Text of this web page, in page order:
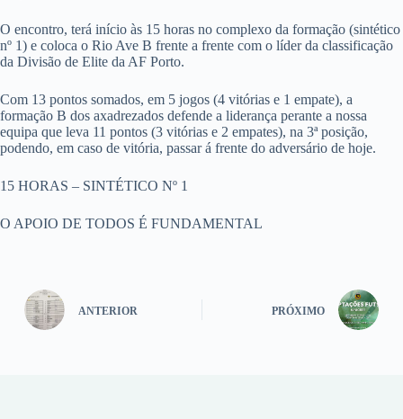
O encontro, terá início às 15 horas no complexo da formação (sintético
nº 1) e coloca o Rio Ave B frente a frente com o líder da classificação
da Divisão de Elite da AF Porto.
Com 13 pontos somados, em 5 jogos (4 vitórias e 1 empate), a
formação B dos axadrezados defende a liderança perante a nossa
equipa que leva 11 pontos (3 vitórias e 2 empates), na 3ª posição,
podendo, em caso de vitória, passar á frente do adversário de hoje.
15 HORAS – SINTÉTICO Nº 1
O APOIO DE TODOS É FUNDAMENTAL
ANTERIOR PRÓXIMO